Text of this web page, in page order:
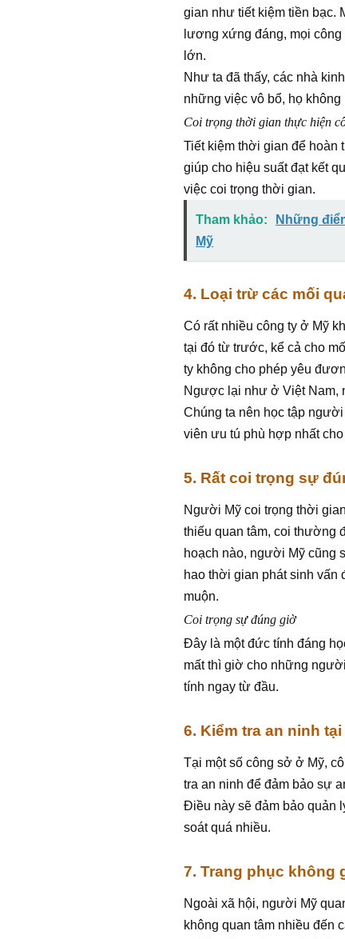
gian như tiết kiệm tiền bạc.
lương xứng đáng, mọi
lớn.
Như ta đã thấy, các nhà
những việc vô bổ, họ
Coi trọng thời gian thực hiện
Tiết kiệm thời gian để hoàn
giúp cho hiệu suất đạt kết
việc coi trọng thời gian.
Tham khảo:
Những
Mỹ
4. Loại trừ các mối
Có rất nhiều công ty ở Mỹ
tại đó từ trước, kể cả cho
ty không cho phép yêu
Ngược lại như ở Việt Nam,
Chúng ta nên học tập
viên ưu tú phù hợp nhất
5. Rất coi trọng sự
Người Mỹ coi trọng thời
thiếu quan tâm, coi thường
hoạch nào, người Mỹ cũng
hao thời gian phát sinh vấn
muộn.
Coi trọng sự đúng giờ
Đây là một đức tính đáng
mất thì giờ cho những
tính ngay từ đầu.
6. Kiểm tra an ninh
Tại một số công sở ở Mỹ,
tra an ninh để đảm bảo sự
Điều này sẽ đảm bảo quản
soát quá nhiều.
7. Trang phục không
Ngoài xã hội, người Mỹ
không quan tâm nhiều đến